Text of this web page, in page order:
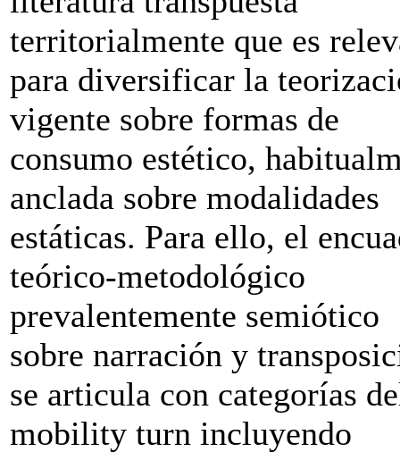
territorialmente que es
para diversificar la
vigente sobre formas de
consumo estético,
anclada sobre modalidades
estáticas. Para ello, el
teórico-metodológico
prevalentemente semiótico
sobre narración y
se articula con categorías
mobility turn incluyendo